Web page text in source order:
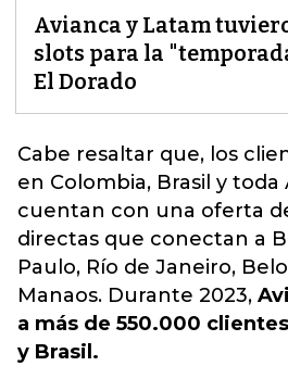
Avianca y Latam
slots para la
El Dorado
Cabe resaltar que, los
en Colombia, Brasil y
cuentan con una oferta
directas que conectan a
Paulo, Río de Janeiro,
Manaos. Durante 2023,
a más de 550.000
y Brasil.